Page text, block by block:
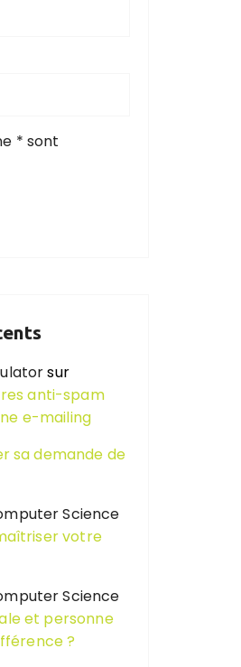
* sont
sur
anti-spam
e-mailing
sa demande de
Science
votre
Science
et personne
?